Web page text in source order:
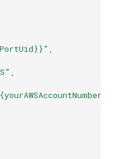
,
,